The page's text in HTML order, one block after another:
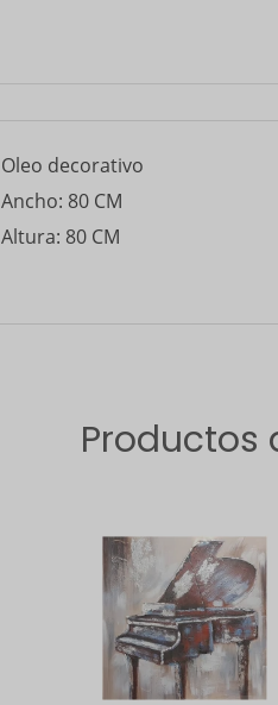
Oleo decorativo
Ancho: 80 CM
Altura: 80 CM
Productos